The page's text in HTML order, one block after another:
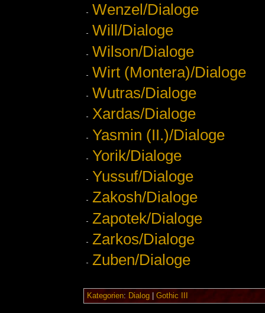
Wenzel/Dialoge
Will/Dialoge
Wilson/Dialoge
Wirt (Montera)/Dialoge
Wutras/Dialoge
Xardas/Dialoge
Yasmin (II.)/Dialoge
Yorik/Dialoge
Yussuf/Dialoge
Zakosh/Dialoge
Zapotek/Dialoge
Zarkos/Dialoge
Zuben/Dialoge
Kategorien: Dialog| Gothic III